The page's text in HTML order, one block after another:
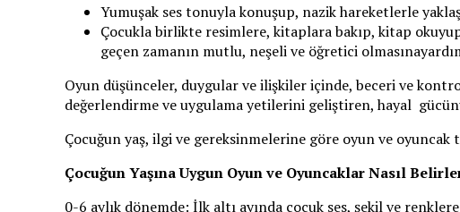
Yumuşak ses tonuyla konuşup, nazik hareketlerle
Çocukla birlikte resimlere, kitaplara bakıp, kitap
geçen zamanın mutlu, neşeli ve öğretici
Oyun düşünceler, duygular ve ilişkiler içinde, beceri ve
değerlendirme ve uygulama yetilerini geliştiren, hayal
Çocuğun yaş, ilgi ve gereksinmelerine göre oyun ve
Çocuğun Yaşına Uygun Oyun ve Oyuncaklar Nasıl
0-6 aylık dönemde: İlk altı ayında çocuk ses, şekil ve